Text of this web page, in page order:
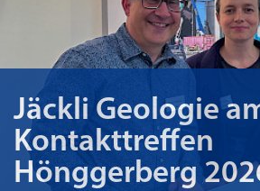
Jäckli Geologie
Kontakttreffen
Hönggerberg